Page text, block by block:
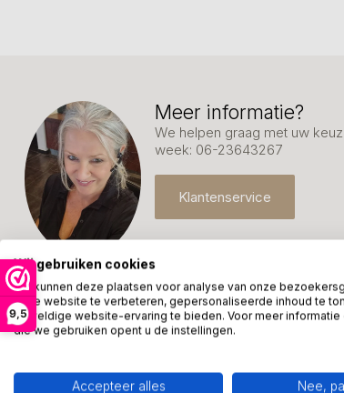
9,5
Meer informatie?
We helpen graag met uw
week: 06-23643267
Klantenservice
Adresgegevens:
Wij gebruiken cookies
We kunnen deze plaatsen voor analyse van onze
onze website te verbeteren, gepersonaliseerde inhoud te
geweldige website-ervaring te bieden. Voor meer
die we gebruiken opent u de instellingen.
Accepteer alles Nee,